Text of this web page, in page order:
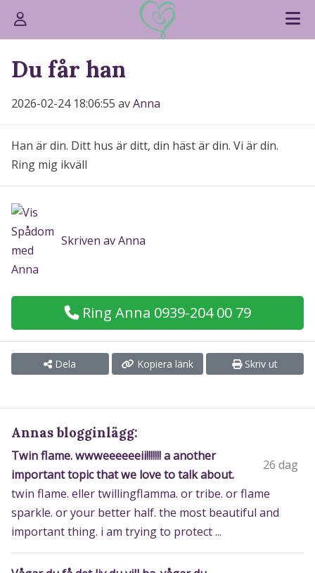
Du får han
2026-02-24 18:06:55 avAnna
Han är din. Ditt hus är ditt, din häst är din. Vi är din.
Ring mig ikväll
Skriven av Anna
Ring Anna 0939-204 00 79
Dela Kopiera länk Skriv ut
Annas blogginlägg:
Twin flame. wwweeeeeeii!!!!!!! a another
important topic that we love to talk about.
26 dag
twin flame. eller twillingflamma. or tribe. or flame
sparkle. or your better half. the most beautiful and
important thing. i am trying to protect ...